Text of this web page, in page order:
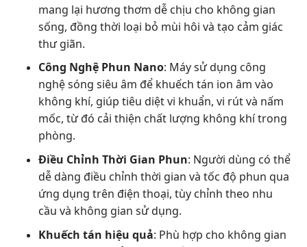
mang lại hương thơm dễ chịu cho không gian
sống, đồng thời loại bỏ mùi hôi và tạo cảm giác
thư giãn.
Công Nghệ Phun Nano: Máy sử dụng công
nghệ sóng siêu âm để khuếch tán ion âm vào
không khí, giúp tiêu diệt vi khuẩn, vi rút và nấm
mốc, từ đó cải thiện chất lượng không khí trong
phòng.
Điều Chỉnh Thời Gian Phun: Người dùng có thể
dễ dàng điều chỉnh thời gian và tốc độ phun qua
ứng dụng trên điện thoại, tùy chỉnh theo nhu
cầu và không gian sử dụng.
Khuếch tán hiệu quả: Phù hợp cho không gian